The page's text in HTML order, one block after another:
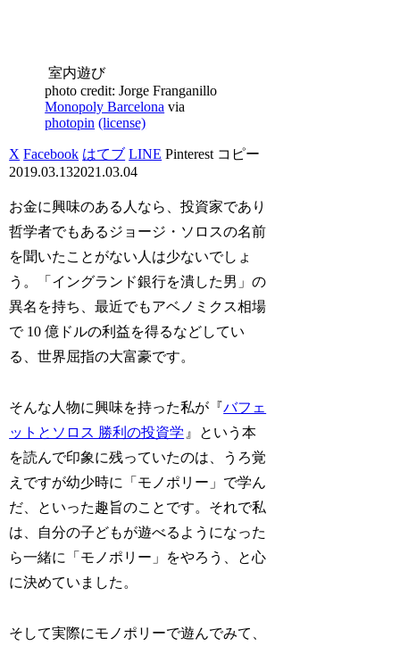
室内遊び
photo credit: Jorge Franganillo
Monopoly Barcelona via
photopin (license)
X Facebook はてブ LINE Pinterest コピー
2019.03.132021.03.04
お金に興味のある人なら、投資家であり
哲学者でもある ジョージ・ソロスの名前
を聞いたことがない人は少ないでしょ
う。「イングランド銀行を潰した男」の
異名を持ち、最近でもアベノミクス相場
で 10 億ドルの利益を得るなどしてい
る、世界屈指の大富豪です。
そんな人物に興味を持った私が『バフェ
ットとソロス 勝利の投資学 』という本
を読んで印象に残っていたのは、うろ覚
えですが幼少時に「モノポリー」で学ん
だ、といった趣旨のことです。それで私
は、自分の子どもが遊べるようになった
ら一緒に「モノポリー」をやろう、と心
に決めていました。
そして実際にモノポリーで遊んでみて、